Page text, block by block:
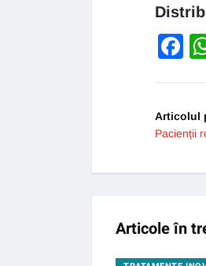
Articolul
Pacienții
Articole în